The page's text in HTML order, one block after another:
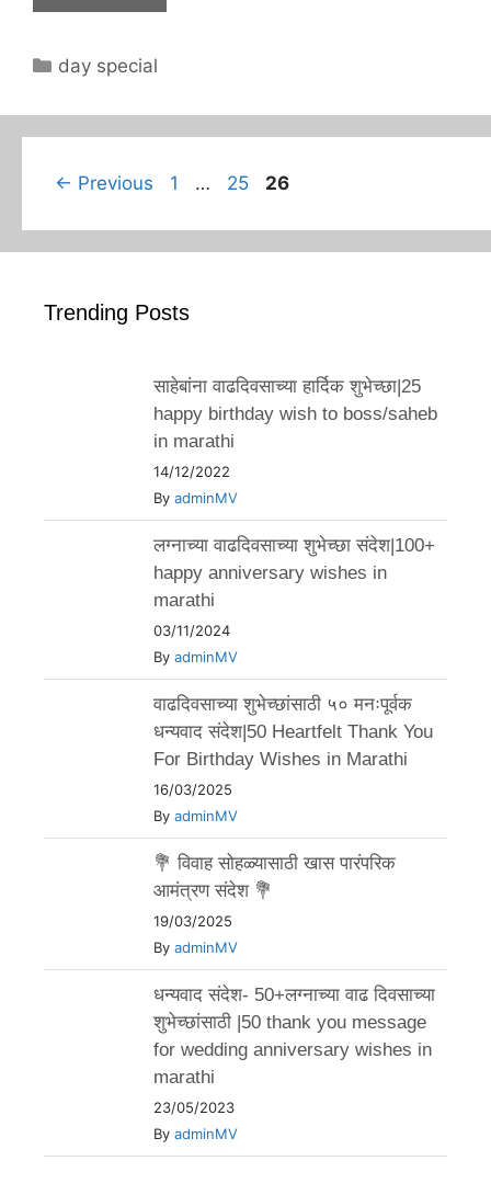
Categories
day special
← Previous Page
1 … Page
25 Page
26
Trending Posts
साहेबांना वाढदिवसाच्या हार्दिक शुभेच्छा|25
happy birthday wish to boss/saheb
in marathi
14/12/2022
By adminMV
लग्नाच्या वाढदिवसाच्या शुभेच्छा संदेश|100+
happy anniversary wishes in
marathi
03/11/2024
By adminMV
वाढदिवसाच्या शुभेच्छांसाठी ५० मनःपूर्वक
धन्यवाद संदेश|50 Heartfelt Thank You
For Birthday Wishes in Marathi
16/03/2025
By adminMV
💐 विवाह सोहळ्यासाठी खास पारंपरिक
आमंत्रण संदेश 💐
19/03/2025
By adminMV
धन्यवाद संदेश- 50+लग्नाच्या वाढ दिवसाच्या
शुभेच्छांसाठी |50 thank you message
for wedding anniversary wishes in
marathi
23/05/2023
By adminMV